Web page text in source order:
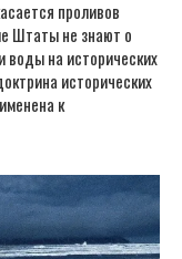
проливов
Штаты не знают о
воды на исторических
исторических
к